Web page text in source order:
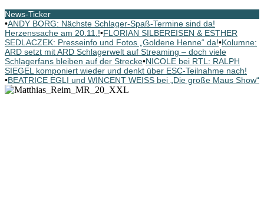
News-Ticker
•ANDY BORG: Nächste Schlager-Spaß-Termine sind da!
Herzenssache am 20.11.!•FLORIAN SILBEREISEN & ESTHER
SEDLACZEK: Presseinfo und Fotos „Goldene Henne“ da!•Kolumne:
ARD setzt mit ARD Schlagerwelt auf Streaming – doch viele
Schlagerfans bleiben auf der Strecke•NICOLE bei RTL: RALPH
SIEGEL komponiert wieder und denkt über ESC-Teilnahme nach!
•BEATRICE EGLI und WINCENT WEISS bei „Die große Maus Show“